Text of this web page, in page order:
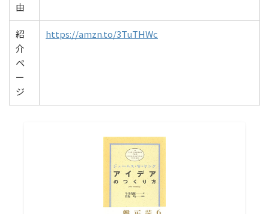
由
紹
介
ペ
ー
ジ
https://amzn.to/3TuTHWc